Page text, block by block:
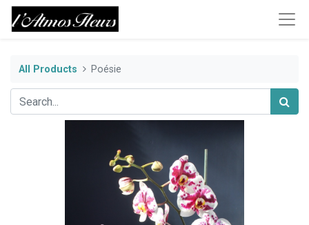
All Products Poésie